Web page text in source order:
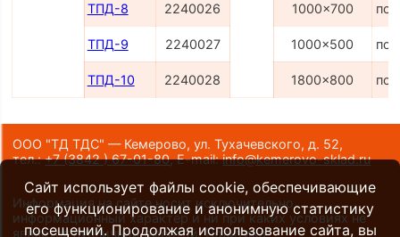
ТПД-8 2240026 1000x700 по
ТПД-9 2240027 1000x500 по
ТПД-10 2240028 1800x800 по
ООО "ТД ТДС" — Кемерово, ул. Тухачевского, д. 52,
тел.:+7 (3842 ) 67-01-80,E-mail:info@kemerovo-sklad.ru
Информация на сайте носит исключительно
информационный характер и ни при каких условиях не
является публичной офертой.Политика
Сайт использует файлы cookie, обеспечивающие
его функционирование и анонимную статистику
посещений. Продолжая использование сайта, вы